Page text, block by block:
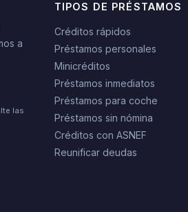
a
las
TIPOS DE PRÉSTAMOS
Créditos rápidos
Préstamos personales
Minicréditos
Préstamos inmediatos
Préstamos para coche
Préstamos sin nómina
Créditos con ASNEF
Reunificar deudas